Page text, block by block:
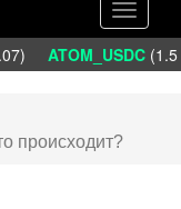
Toggle
ATOM_USDC(1.5
происходит?